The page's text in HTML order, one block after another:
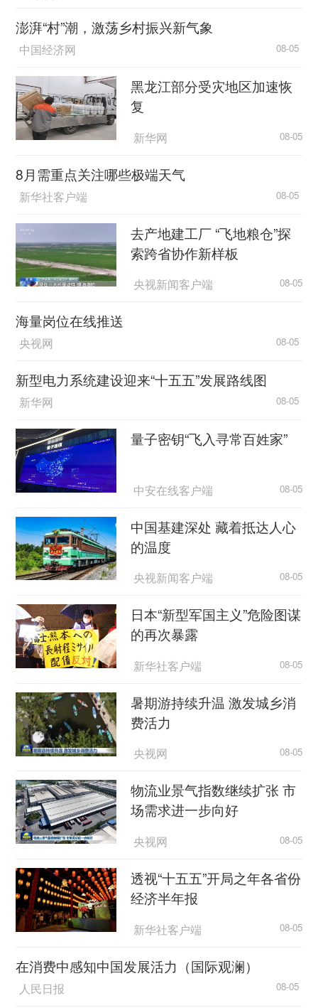
澎湃“村”潮，激荡乡村振兴新气象
中国经济网 08-05
黑龙江部分受灾地区加速恢
复
新华网 08-05
8月需重点关注哪些极端天气
新华社客户端 08-05
去产地建工厂 “飞地粮仓”探
索跨省协作新样板
央视新闻客户端 08-05
海量岗位在线推送
央视网 08-05
新型电力系统建设迎来“十五五”发展路线图
新华网 08-05
量子密钥“飞入寻常百姓家”
中安在线客户端 08-05
中国基建深处 藏着抵达人心
的温度
央视新闻客户端 08-05
日本“新型军国主义”危险图谋
的再次暴露
新华社客户端 08-05
暑期游持续升温 激发城乡消
费活力
央视网 08-05
物流业景气指数继续扩张 市
场需求进一步向好
央视网 08-05
透视“十五五”开局之年各省份
经济半年报
新华社客户端 08-05
在消费中感知中国发展活力（国际观澜）
人民日报 08-05